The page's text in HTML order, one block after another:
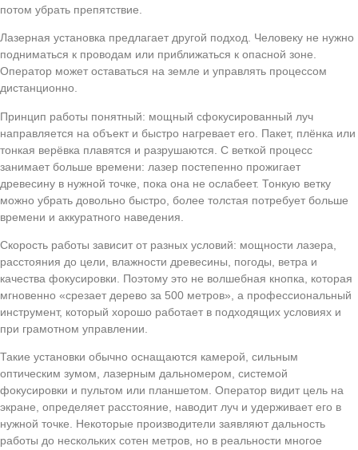
потом убрать препятствие.
Лазерная установка предлагает другой подход. Человеку не нужно
подниматься к проводам или приближаться к опасной зоне.
Оператор может оставаться на земле и управлять процессом
дистанционно.
Принцип работы понятный: мощный сфокусированный луч
направляется на объект и быстро нагревает его. Пакет, плёнка или
тонкая верёвка плавятся и разрушаются. С веткой процесс
занимает больше времени: лазер постепенно прожигает
древесину в нужной точке, пока она не ослабеет. Тонкую ветку
можно убрать довольно быстро, более толстая потребует больше
времени и аккуратного наведения.
Скорость работы зависит от разных условий: мощности лазера,
расстояния до цели, влажности древесины, погоды, ветра и
качества фокусировки. Поэтому это не волшебная кнопка, которая
мгновенно «срезает дерево за 500 метров», а профессиональный
инструмент, который хорошо работает в подходящих условиях и
при грамотном управлении.
Такие установки обычно оснащаются камерой, сильным
оптическим зумом, лазерным дальномером, системой
фокусировки и пультом или планшетом. Оператор видит цель на
экране, определяет расстояние, наводит луч и удерживает его в
нужной точке. Некоторые производители заявляют дальность
работы до нескольких сотен метров, но в реальности многое